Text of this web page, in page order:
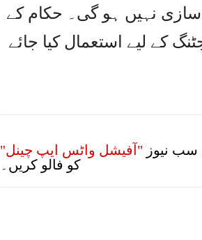
سازی نہیں ہو گی۔ حکام کے
کے لیے استعمال کیا جائے
سب نیوز "آفیشل واٹس ایپ چینل"
کو فالو کریں۔